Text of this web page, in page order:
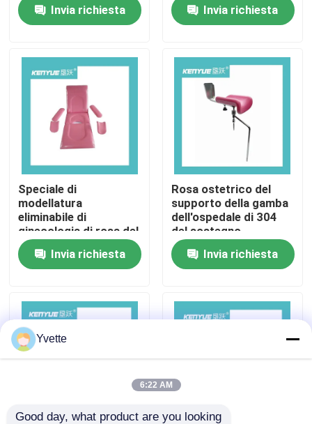
Casa
Su di noi
Visita alla fabbrica
Controllo Qualità
Contattaci
Casi
Accessori ostetrici della Tabella
Invia richiesta Invia richiesta
Speciale di
modellatura
eliminabile di
ginecologia di rosa del
materasso del letto
ostetricoInvia richiesta
Rosa ostetrico del
supporto della gamba
dell'ospedale di 304
del sostegno
accessori della
TabellaInvia richiesta
Yvette
6:22 AM
Good day, what product are you looking